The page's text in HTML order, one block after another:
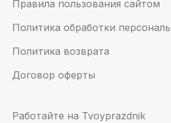
Правила пользования сайтом
Политика обработки
Политика возврата
Договор оферты
Работайте на Tvoyprazdnik